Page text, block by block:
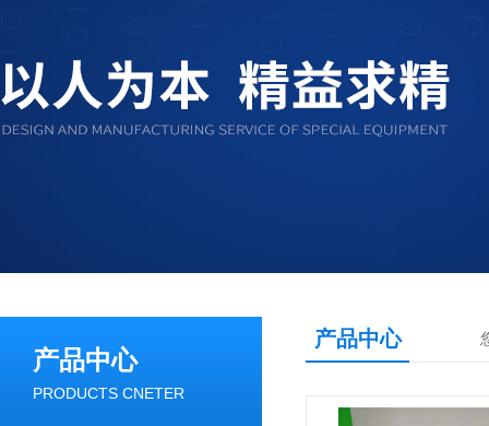
产品中心
PRODUCTS CNETER
产品中心